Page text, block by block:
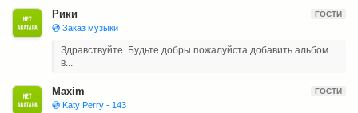
Рики ГОСТИ
💿 Заказ музыки
Здравствуйте. Будьте добры пожалуйста добавить альбом
в...
Maxim ГОСТИ
💿 Katy Perry - 143